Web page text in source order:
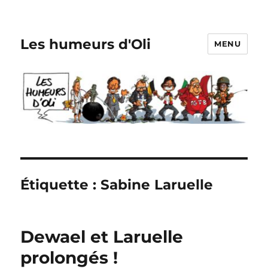
Les humeurs d'Oli MENU
Étiquette :Sabine Laruelle
Dewael et Laruelle
prolongés !